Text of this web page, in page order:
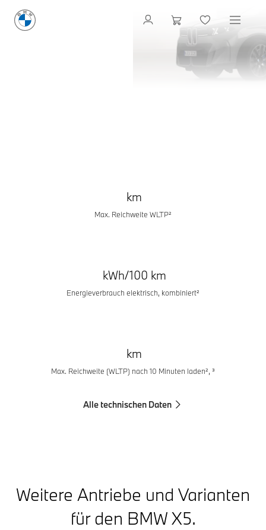
BMW iX5
km
Max. Reichweite WLTP²
kWh/100 km
Energieverbrauch elektrisch, kombiniert²
km
Max. Reichweite (WLTP) nach 10 Minuten laden², ³
Alle technischen Daten
Weitere Antriebe und Varianten
für den BMW X5.